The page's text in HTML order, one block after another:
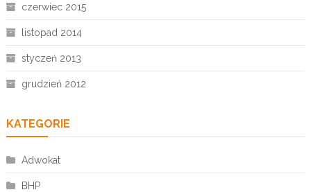
czerwiec 2015
listopad 2014
styczeń 2013
grudzień 2012
KATEGORIE
Adwokat
BHP